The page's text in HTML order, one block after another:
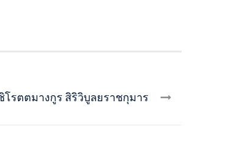
รตตมางกูร สิริวิบูลยราชกุมาร